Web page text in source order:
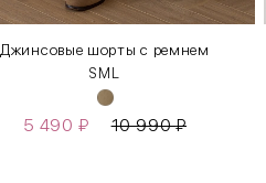
Джинсовые шорты с ремнем
S M L
5 490 ₽ 10 990₽